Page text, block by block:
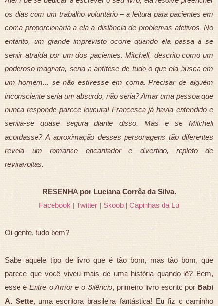
os dias com um trabalho voluntário – a leitura para pacientes em
coma proporcionaria a ela a distância de problemas afetivos. No
entanto, um grande imprevisto ocorre quando ela passa a se
sentir atraída por um dos pacientes. Mitchell, descrito como um
poderoso magnata, seria a antítese de tudo o que ela busca em
um homem... se não estivesse em coma. Precisar de alguém
inconsciente seria um absurdo, não seria? Amar uma pessoa que
nunca responde parece loucura! Francesca já havia entendido e
sentia-se quase segura diante disso. Mas e se Mitchell
acordasse? A aproximação desses personagens tão diferentes
revela um romance encantador e divertido, repleto de
reviravoltas.
RESENHA por Luciana Corrêa da Silva.
Facebook| Twitter |Skoob| Capinhas da Lu
Oi gente, tudo bem?
Sabe aquele tipo de livro que é tão bom, mas tão bom, que
parece que você viveu mais de uma história quando lê? Bem,
esse éEntre o Amor e o Silêncio, primeiro livro escrito por Babi
A. Sette, uma escritora brasileira fantástica! Eu fiz o caminho